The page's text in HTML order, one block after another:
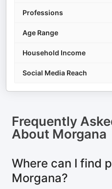
Professions
Age Range
Household Income
Social Media Reach
Frequently
About Morgana
Where can I find
Morgana?